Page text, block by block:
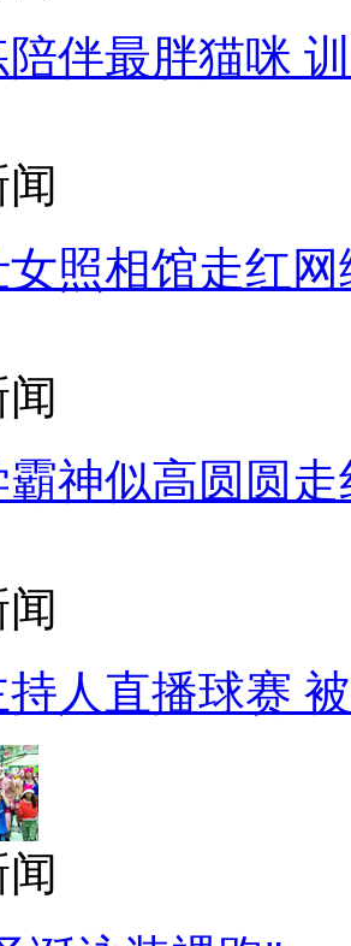
伴最胖猫咪
照相馆走红网
神似高圆圆走
人直播球赛